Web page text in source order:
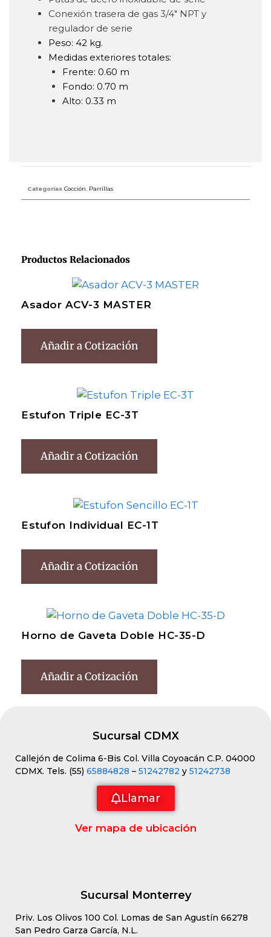
Conexión trasera de gas 3/4″ NPT y
regulador de serie
Peso: 42 kg.
Medidas exteriores totales:
Frente: 0.60 m
Fondo: 0.70 m
Alto: 0.33 m
Categorías Cocción, Parrillas
Productos Relacionados
Asador ACV-3 MASTER
Añadir a Cotización
Estufon Triple EC-3T
Añadir a Cotización
Estufon Individual EC-1T
Añadir a Cotización
Horno de Gaveta Doble HC-35-D
Añadir a Cotización
Sucursal CDMX
Callejón de Colima 6-Bis Col. Villa Coyoacán C.P. 04000
CDMX. Tels. (55) 65884828 – 51242782 y 51242738
Llamar
Ver mapa de ubicación
Sucursal Monterrey
Priv. Los Olivos 100 Col. Lomas de San Agustín 66278
San Pedro Garza García, N.L.